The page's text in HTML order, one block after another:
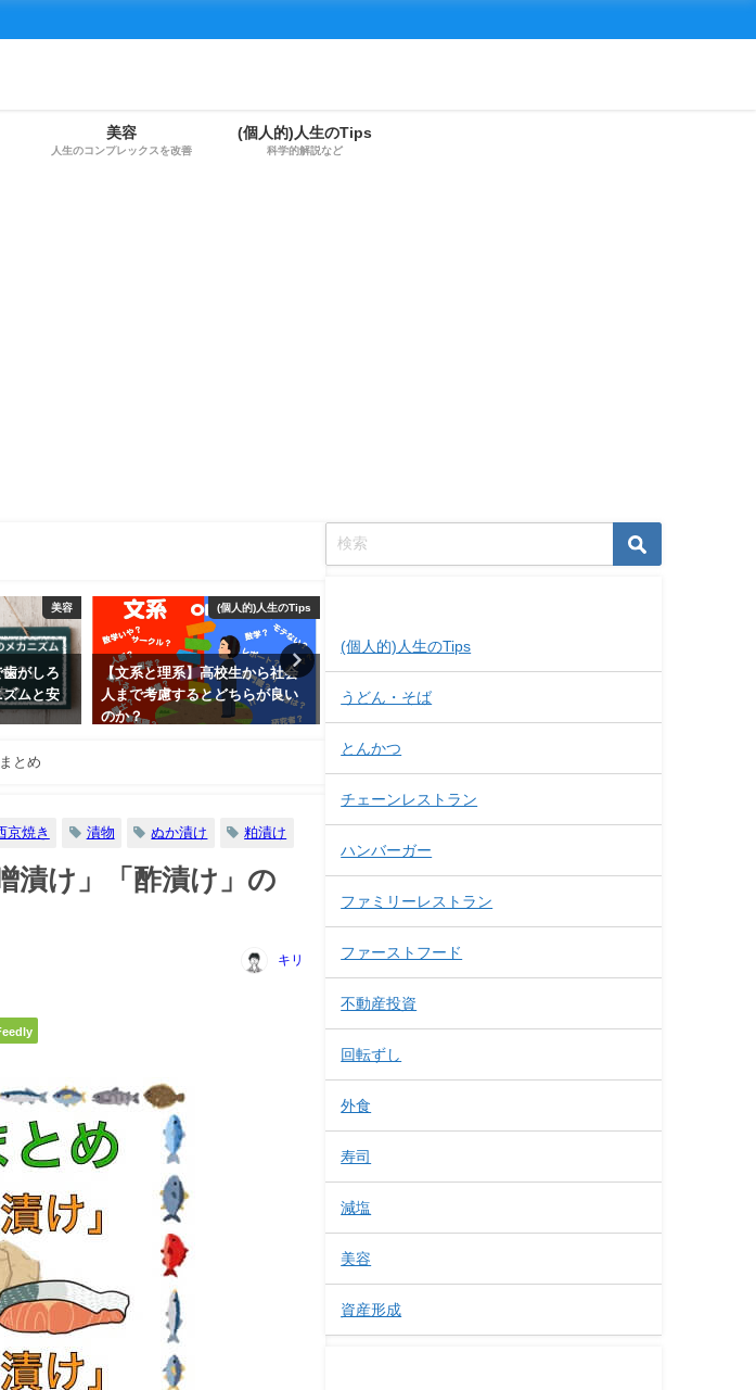
美容
人生のコンプレックスを改善
(個人的)人生のTips
科学的解説など
的)人生のTips
から社会
らが良い
(個人的)人生のTips
【大学へ行くべき5つの理由】大
学生とはこんなに貴重な期間
2020年2月5日
読み放題サブスクサービスの違
い比較【主要8サービス】
2020年11月29日
【唯一の医薬品だから確
とめ
京焼き 漬物 ぬか漬け 粕漬け
漬け」「酢漬け」の
キリ
(個人的)人生のTips
うどん・そば
とんかつ
チェーンレストラン
ハンバーガー
ファミリーレストラン
ファーストフード
不動産投資
回転ずし
外食
寿司
減塩
美容
資産形成